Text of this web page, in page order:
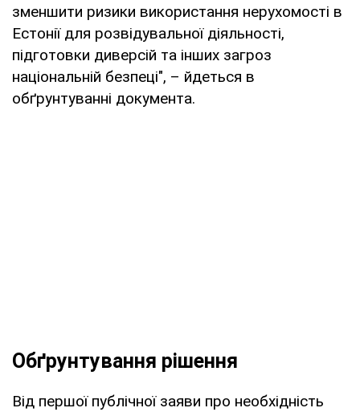
зменшити ризики використання нерухомості в
Естонії для розвідувальної діяльності,
підготовки диверсій та інших загроз
національній безпеці", – йдеться в
обґрунтуванні документа.
Обґрунтування рішення
Від першої публічної заяви про необхідність